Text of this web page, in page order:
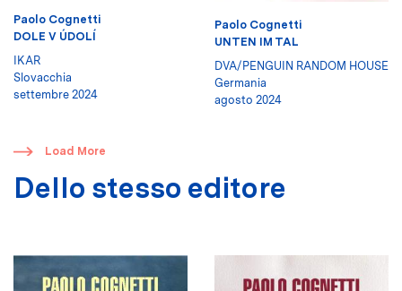
Paolo Cognetti
DOLE V ÚDOLÍ
IKAR
Slovacchia
settembre 2024
Paolo Cognetti
UNTEN IM TAL
DVA/PENGUIN RANDOM HOUSE
Germania
agosto 2024
​ Load More
Dello stesso editore